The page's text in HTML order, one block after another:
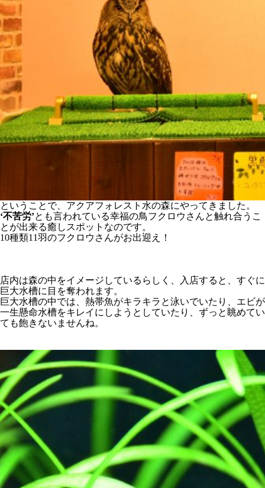
ということで、アクアフォレスト水の森にやってきました。
‘不苦労’とも言われている幸福の鳥フクロウさんと触れ合うこ
とが出来る癒しスポットなのです。
10種類11羽のフクロウさんがお出迎え！
店内は森の中をイメージしているらしく、入店すると、すぐに
巨大水槽に目を奪われます。
巨大水槽の中では、熱帯魚がキラキラと泳いでいたり、エビが
一生懸命水槽をキレイにしようとしていたり、ずっと眺めてい
ても飽きないませんね。